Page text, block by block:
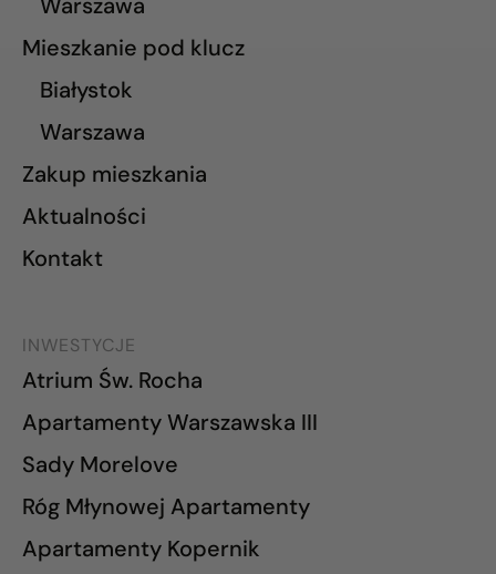
Mieszkanie pod klucz
Białystok
Warszawa
Zakup mieszkania
Aktualności
Kontakt
INWESTYCJE
Atrium Św. Rocha
Apartamenty Warszawska III
Sady Morelove
Róg Młynowej Apartamenty
Apartamenty Kopernik